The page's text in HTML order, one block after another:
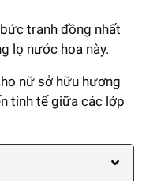
tranh đồng nhất
lọ nước hoa này.
nữ sở hữu hương
tinh tế giữa các lớp